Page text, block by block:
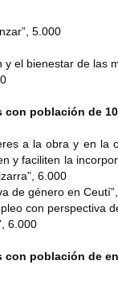
5.000
el bienestar de las
población de
a la obra y en
y faciliten la
6.000
de género en
con perspectiva
6.000
población de